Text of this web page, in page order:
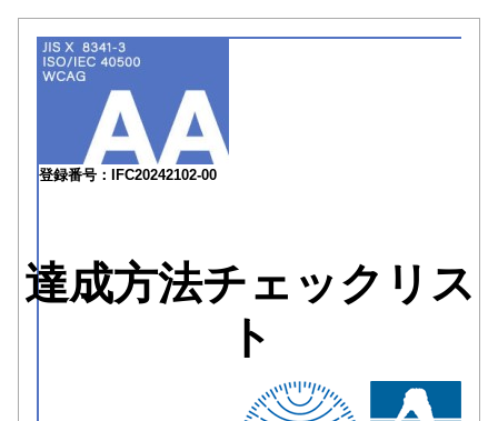
登録番号：IFC20242102-00
達成方法チェックリス
ト